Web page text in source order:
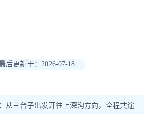
后更新于：2026-07-18
从三台子出发开往上深沟方向，全程共途